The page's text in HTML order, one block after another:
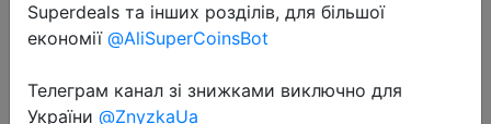
Superdeals та інших розділів, для більшої
економії @AliSuperCoinsBot
Телеграм канал зі знижками виключно для
України @ZnyzkaUa